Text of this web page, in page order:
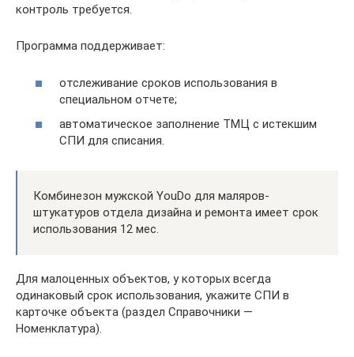
контроль требуется.
Программа поддерживает:
отслеживание сроков использования в
специальном отчете;
автоматическое заполнение ТМЦ с истекшим
СПИ для списания.
Комбинезон мужской YouDo для маляров-
штукатуров отдела дизайна и ремонта имеет срок
использования 12 мес.
Для малоценных объектов, у которых всегда
одинаковый срок использования, укажите СПИ в
карточке объекта (раздел Справочники —
Номенклатура).